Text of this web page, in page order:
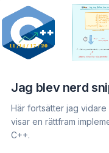
Jag blev nerd
Här fortsätter jag vidare
visar en rättfram
C++.